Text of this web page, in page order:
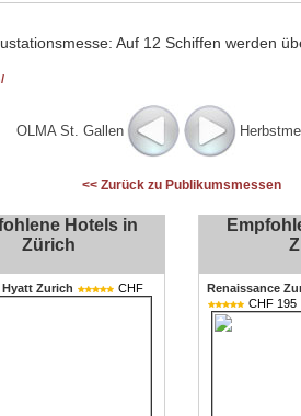
Auf 12 Schiffen werden
OLMA St. Gallen
<< Zurück zu Publikumsmessen
Hotels in
Zürich
Hyatt Zurich CHF
Renaissance
CHF 195